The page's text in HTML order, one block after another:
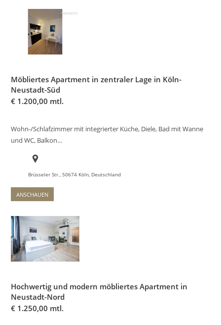
Möbliertes Apartment in zentraler Lage in Köln-
Neustadt-Süd
€ 1.200,00 mtl.
Wohn-/Schlafzimmer mit integrierter Küche, Diele, Bad mit Wanne
und WC, Balkon…
Brüsseler Str., 50674 Köln, Deutschland
ANSCHAUEN
Hochwertig und modern möbliertes Apartment in
Neustadt-Nord
€ 1.250,00 mtl.